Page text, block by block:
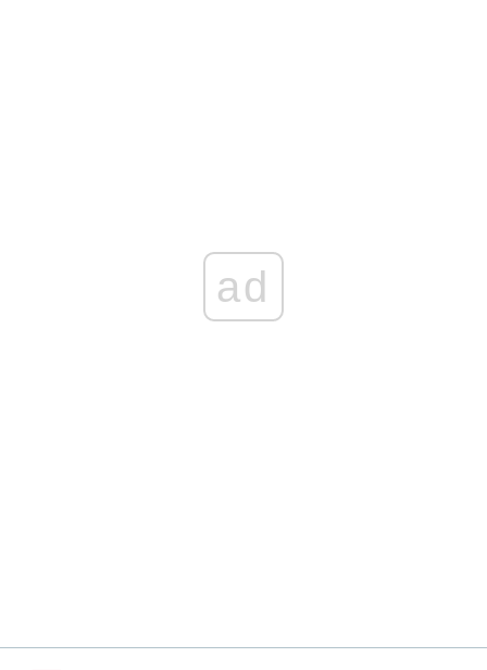
ad